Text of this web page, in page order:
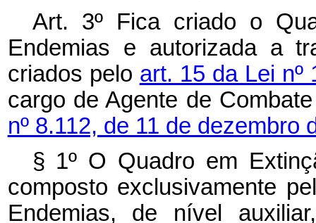
Art. 3º Fica criado o
Endemias e autorizada a
criados pelo art. 15 da Lei
cargo de Agente de
nº 8.112, de 11 de dezembro
§ 1º O Quadro em
composto exclusivamente
Endemias, de nível